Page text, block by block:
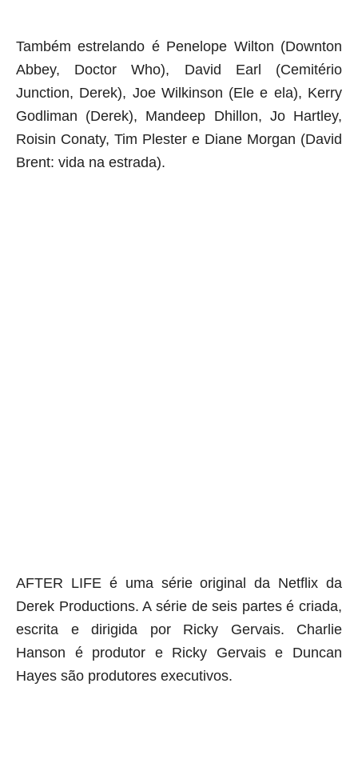
Também estrelando é Penelope Wilton (Downton
Abbey, Doctor Who), David Earl (Cemitério
Junction, Derek), Joe Wilkinson (Ele e ela), Kerry
Godliman (Derek), Mandeep Dhillon, Jo Hartley,
Roisin Conaty, Tim Plester e Diane Morgan (David
Brent: vida na estrada).
AFTER LIFE é uma série original da Netflix da
Derek Productions. A série de seis partes é criada,
escrita e dirigida por Ricky Gervais. Charlie
Hanson é produtor e Ricky Gervais e Duncan
Hayes são produtores executivos.